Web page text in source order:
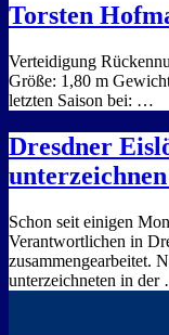
Torsten
Verteidigung
Größe: 1,80 m
letzten Saison bei: …
Dresdner
Schon seit einigen
Verantwortlichen in
zusammengearbeitet.
unterzeichneten in